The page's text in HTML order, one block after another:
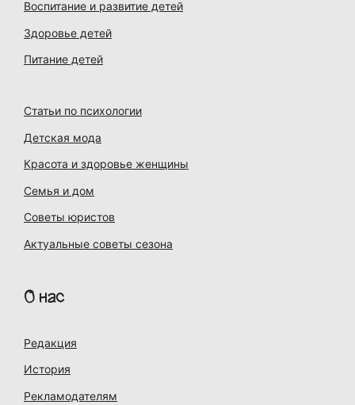
Воспитание и развитие детей
Здоровье детей
Питание детей
Статьи по психологии
Детская мода
Красота и здоровье женщины
Семья и дом
Советы юристов
Актуальные советы сезона
О нас
Редакция
История
Рекламодателям